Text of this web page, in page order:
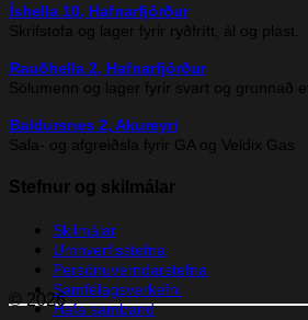
Íshella 10, Hafnarfjörður
Skrifstofa og lager fyrir ryðfrítt, ál og plast.
Rauðhella 2, Hafnarfjörður
Sölumenn og lager fyrir svart og grunnað
Baldursnes 2, Akureyri
Sala- og afgreiðsla fyrir GA og Veldix Gas
Stefnur og skilmálar
Skilmálar
Umhverfisstefna
Persónuverndarstefna
Samfélagsverkefni
Hafa samband
© 2026